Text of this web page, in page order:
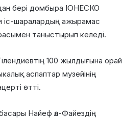
бері домбыра ЮНЕСКО
іс-шаралардың ажырамас
таныстырып келеді.
100 жылдығына орай
аспаптар музейінің
өтті.
Найеф әл-Файездің